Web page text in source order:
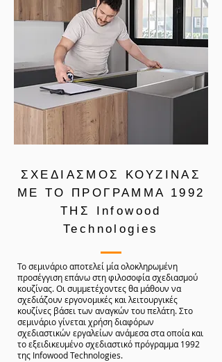
ΣΧΕΔΙΑΣΜΟΣ ΚΟΥΖΙΝΑΣ
ΜΕ ΤΟ ΠΡΟΓΡΑΜΜΑ 1992
ΤΗΣ Infowood
Technologies
Το σεμινάριο αποτελεί μία ολοκληρωμένη
προσέγγιση επάνω στη φιλοσοφία σχεδιασμού
κουζίνας. Οι συμμετέχοντες θα μάθουν να
σχεδιάζουν εργονομικές και λειτουργικές
κουζίνες βάσει των αναγκών του πελάτη. Στο
σεμινάριο γίνεται χρήση διαφόρων
σχεδιαστικών εργαλείων ανάμεσα στα οποία και
το εξειδικευμένο σχεδιαστικό πρόγραμμα 1992
της Infowood Technologies.